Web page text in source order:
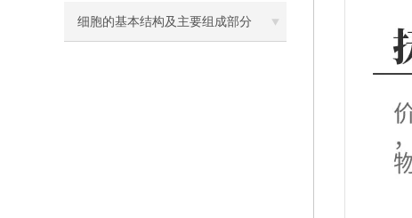
操作说明
细胞的基本结构及主要组成部分